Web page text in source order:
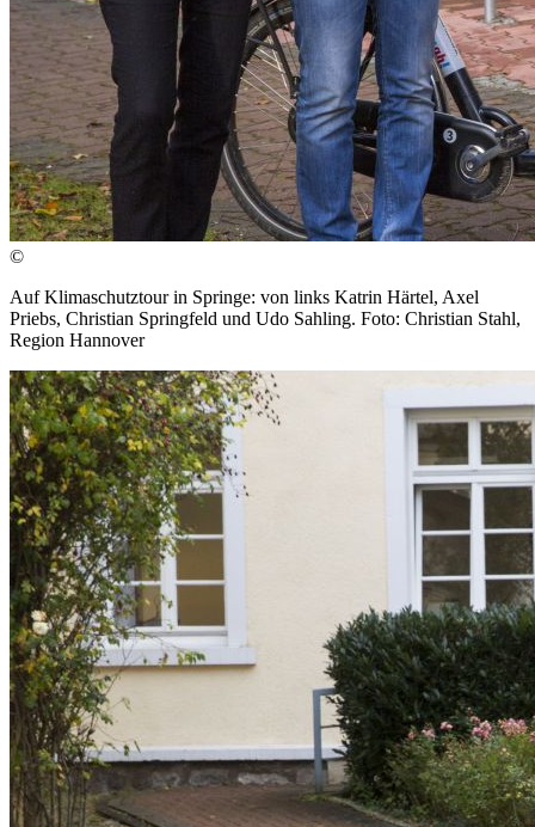
©
Auf Klimaschutztour in Springe: von links Katrin Härtel, Axel
Priebs, Christian Springfeld und Udo Sahling. Foto: Christian Stahl,
Region Hannover